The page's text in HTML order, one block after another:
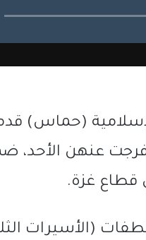
الإسلامية (حماس)
أفرجت عنهن الأحد،
قطاع غزة.
(الأسيرات